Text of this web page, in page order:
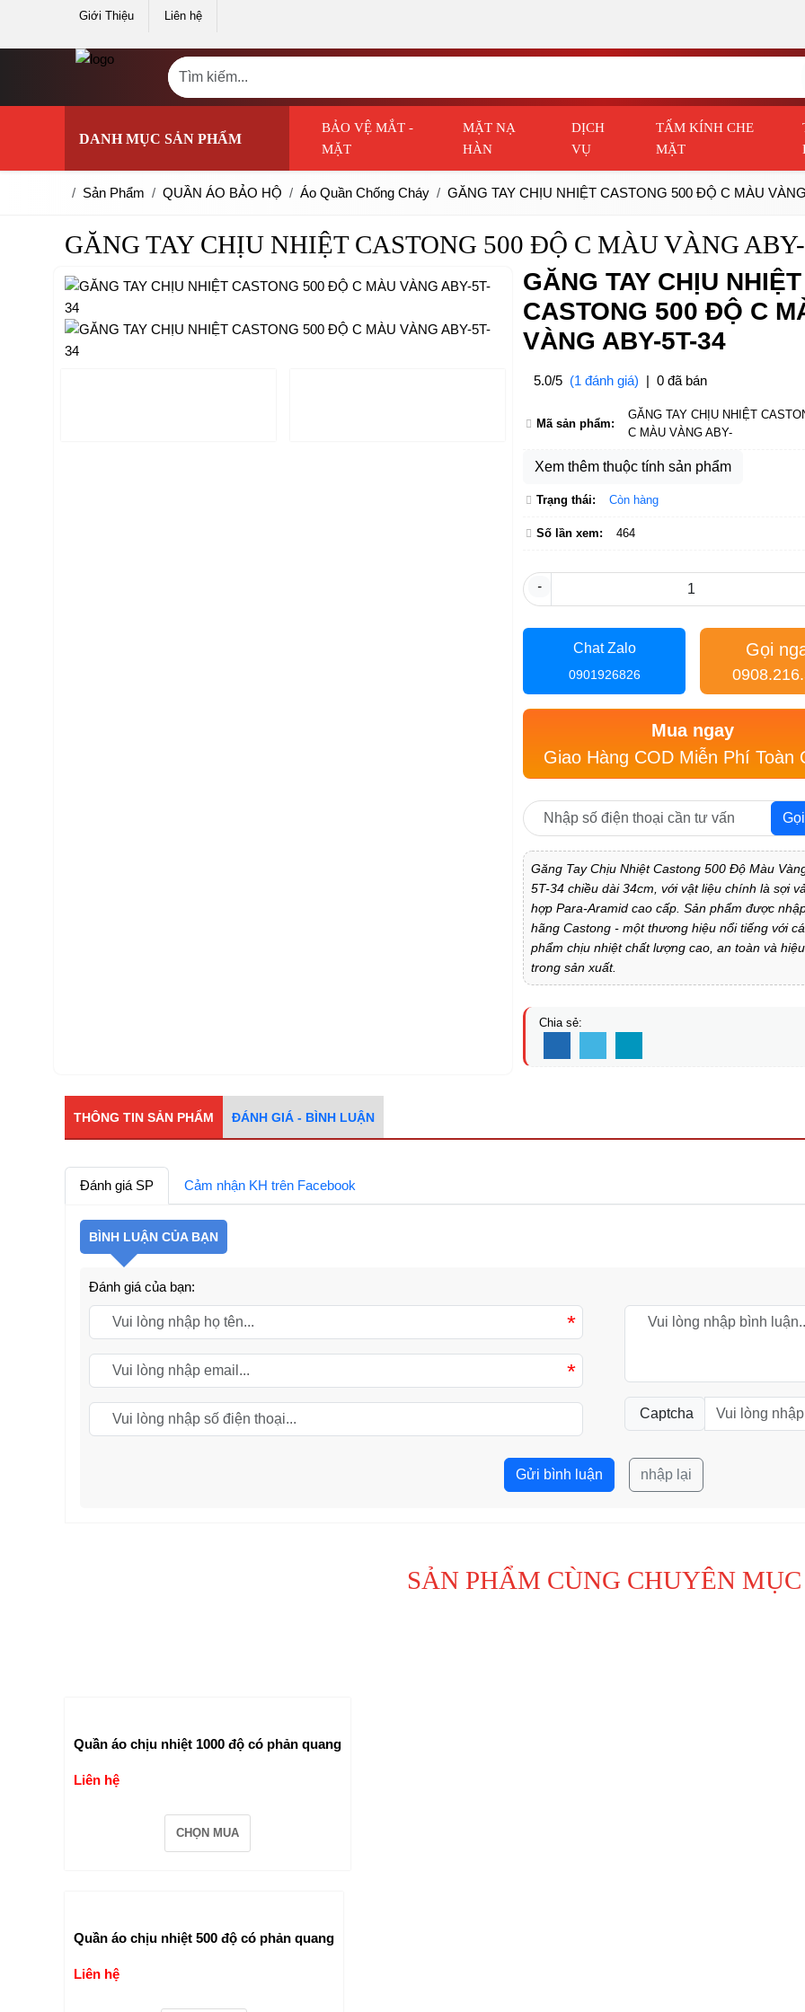
Giới Thiệu Liên hệ
DANH MỤC SẢN PHẨM
BẢO VỆ MẮT -
MẶT
MẶT NẠ
HÀN
DỊCH
VỤ
TẤM KÍNH CHE
MẶT
Sản Phẩm QUẦN ÁO BẢO HỘ Áo Quần Chống Cháy GĂNG TAY CHỊU NHIỆT CASTONG 500 ĐỘ C MÀU
GĂNG TAY CHỊU NHIỆT CASTONG 500 ĐỘ C MÀU VÀNG
GĂNG TAY CHỊU NHIỆT
CASTONG 500 ĐỘ C
VÀNG ABY-5T-34
5.0/5 (1 đánh giá) | 0 đã bán
Mã sản phẩm:
GĂNG TAY CHỊU NHIỆT
C MÀU VÀNG ABY-
Xem thêm thuộc tính sản phẩm
Trạng thái: Còn hàng
Số lần xem: 464
-
Chat Zalo
0901926826
Gọi
Mua ngay
Giao Hàng COD Miễn Phí Toàn
Găng Tay Chịu Nhiệt Castong 500 Độ Màu
5T-34 chiều dài 34cm, với vật liệu chính là sợi
hợp Para-Aramid cao cấp. Sản phẩm được
hãng Castong - một thương hiệu nổi tiếng với
phẩm chịu nhiệt chất lượng cao, an toàn và
trong sản xuất.
Chia sẻ:
THÔNG TIN SẢN PHẨM ĐÁNH GIÁ - BÌNH LUẬN
Đánh giá SP Cảm nhận KH trên Facebook
BÌNH LUẬN CỦA BẠN
Đánh giá của bạn:
*
*
Captcha
Gửi bình luận nhập lại
SẢN PHẨM CÙNG CHUYÊN MỤC
Quần áo chịu nhiệt 1000 độ có phản quang
Liên hệ
CHỌN MUA
Quần áo chịu nhiệt 500 độ có phản quang
Liên hệ